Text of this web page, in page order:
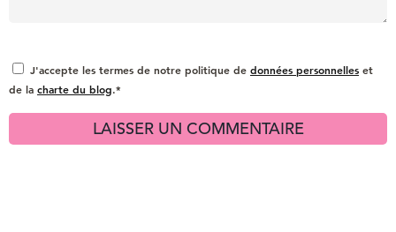
J'accepte les termes de notre politique de données personnelles et
de la charte du blog.*